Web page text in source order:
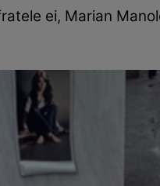
ei, Marian